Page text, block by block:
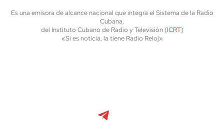
Es una emisora de alcance nacional que integra el Sistema de la Radio
Cubana,
del Instituto Cubano de Radio y Televisión (ICRT)
«Si es noticia, la tiene Radio Reloj»